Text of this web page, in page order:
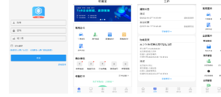
助企业实现从项目立项到竣工的全流程管理。其强大的
数据分析和预警系统，能够实时监控项目进度，确保各
项工作按时完成。此外，软件还支持移动端操作，方便
用户随时随地处理工作事务，提升管理效率。
助建宝V6功能特色：
1、清晰、友好的界面。主界面能够清晰的展示当日系统
公告、公司发文、待办审批、投标公告、预警提醒、快